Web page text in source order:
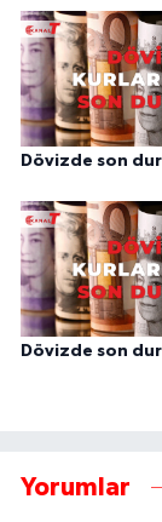
Dövizde son
Dövizde son
Yorumlar